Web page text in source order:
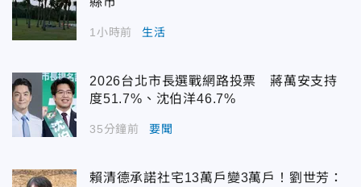
1小時前 生活
2026台北市長選戰網路投票 蔣萬安支持
度51.7%、沈伯洋46.7%
35分鐘前 要聞
賴清德承諾社宅13萬戶變3萬戶！劉世芳：